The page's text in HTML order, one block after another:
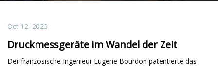
Oct 12, 2023
Druckmessgeräte im Wandel der Zeit
Der französische Ingenieur Eugene Bourdon patentierte das